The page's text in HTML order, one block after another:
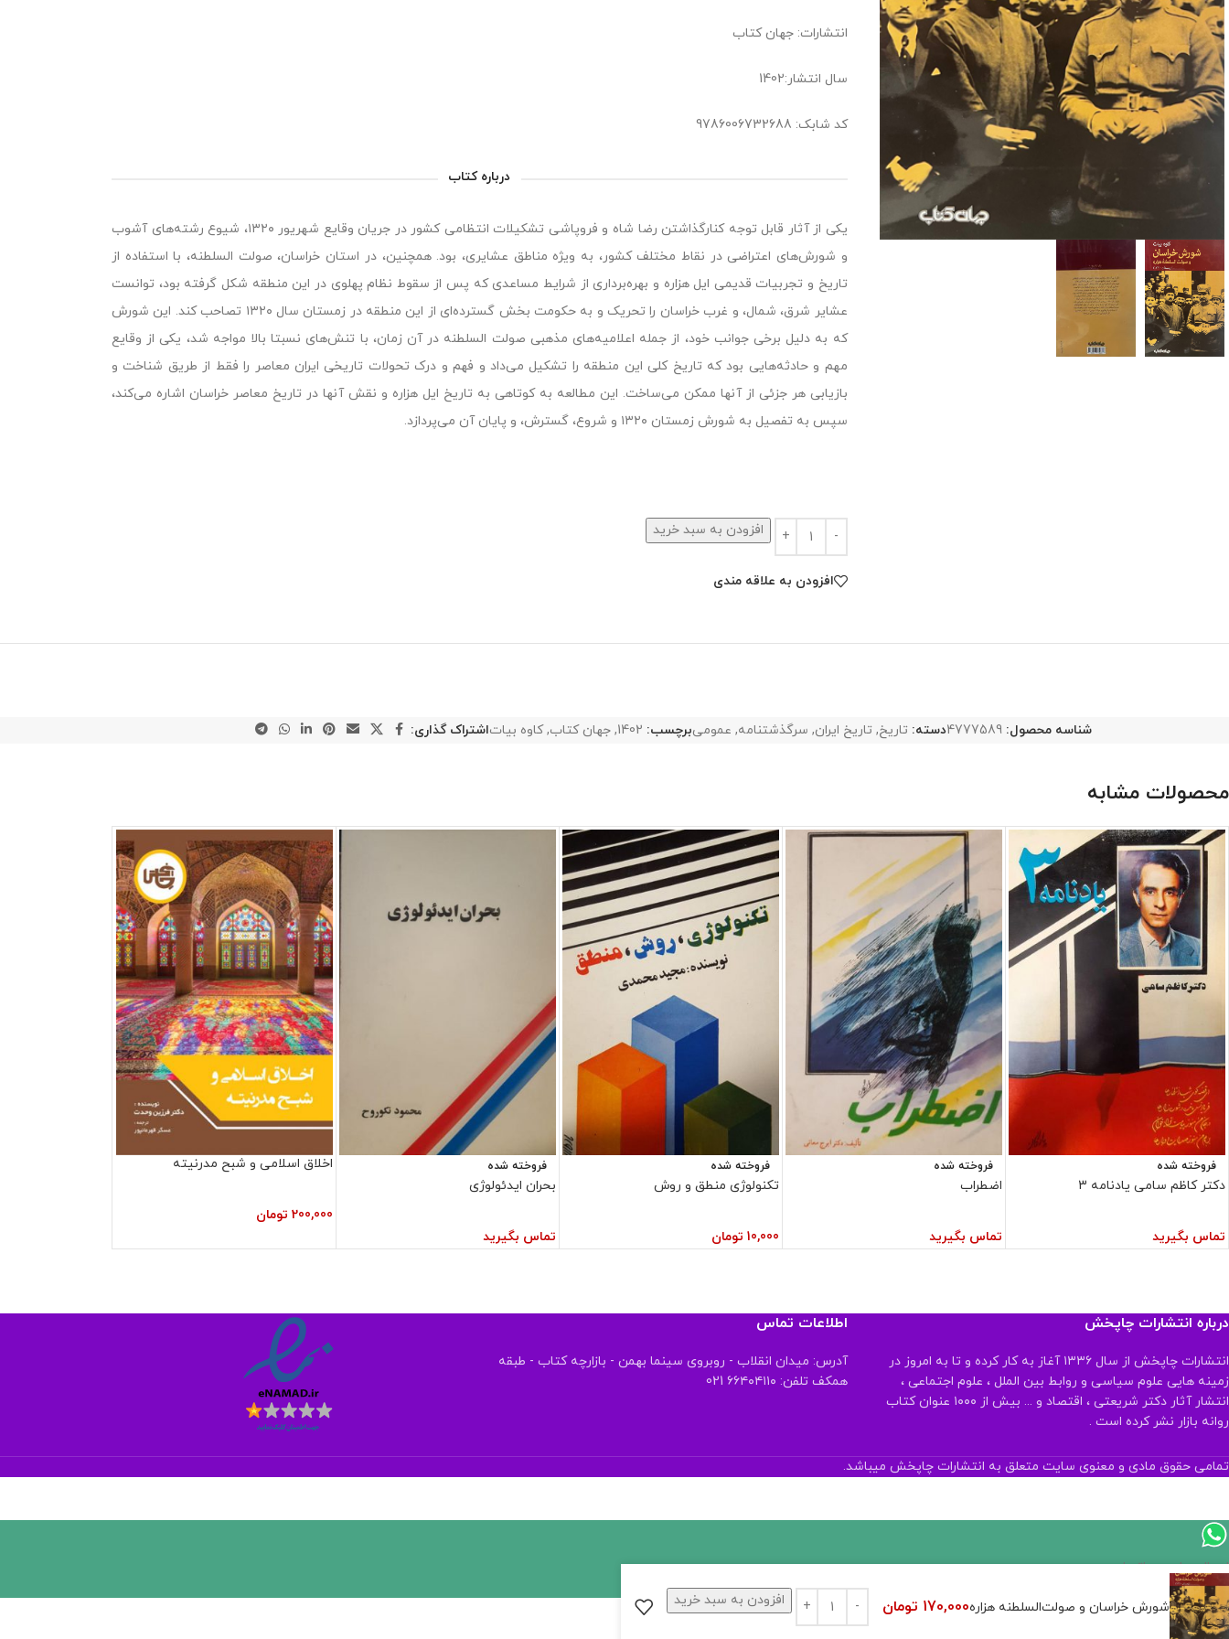
انتشارات: جهان کتاب
سال انتشار:1402
کد شابک: 9786006732688
درباره کتاب
یکی از آثار قابل توجه کنارگذاشتن رضا شاه و فروپاشی تشکیلات انتظامی کشور در جریان وقایع شهریور ۱۳۲۰، شیوع رشته‌های آشوب
و شورش‌های اعتراضی در نقاط مختلف کشور، به ویژه مناطق عشایری، بود. همچنین، در استان خراسان، صولت السلطنه، با استفاده از
تاریخ و تجربیات قدیمی ایل هزاره و بهره‌برداری از شرایط مساعدی که پس از سقوط نظام پهلوی در این منطقه شکل گرفته بود، توانست
عشایر شرق، شمال، و غرب خراسان را تحریک و به حکومت بخش گسترده‌ای از این منطقه در زمستان سال ۱۳۲۰ تصاحب کند. این شورش
که به دلیل برخی جوانب خود، از جمله اعلامیه‌های مذهبی صولت السلطنه در آن زمان، با تنش‌های نسبتا بالا مواجه شد، یکی از وقایع
مهم و حادثه‌هایی بود که تاریخ کلی این منطقه را تشکیل می‌داد و فهم و درک تحولات تاریخی ایران معاصر را فقط از طریق شناخت و
بازیابی هر جزئی از آنها ممکن می‌ساخت. این مطالعه به کوتاهی به تاریخ ایل هزاره و نقش آنها در تاریخ معاصر خراسان اشاره می‌کند،
سپس به تفصیل به شورش زمستان ۱۳۲۰ و شروع، گسترش، و پایان آن می‌پردازد.
افزودن به سبد خرید
افزودن به علاقه مندی
شناسه محصول:4777589دسته: تاریخ, تاریخ ایران, سرگذشتنامه, عمومیبرچسب: 1402
, جهان کتاب, کاوه بیاتاشتراک گذاری:
محصولات مشابه
فروخته شده
دکتر کاظم سامی یادنامه 3
تماس بگیرید
فروخته شده
اضطراب
تماس بگیرید
فروخته شده
تکنولوژی منطق و روش
10,000 تومان
فروخته شده
بحران ایدئولوژی
تماس بگیرید
اخلاق اسلامی و شبح مدرنیته
200,000 تومان
درباره انتشارات چاپخش
انتشارات چاپخش از سال ۱۳۳۶ آغاز به کار کرده و تا به امروز در
زمینه هایی علوم سیاسی و روابط بین الملل ، علوم اجتماعی ،
انتشار آثار دکتر شریعتی ، اقتصاد و ... بیش از ۱۰۰۰ عنوان کتاب
روانه بازار نشر کرده است .
اطلاعات تماس
آدرس: میدان انقلاب - روبروی سینما بهمن - بازارچه کتاب - طبقه
همکف تلفن: ۶۶۴۰۴۱۱۰ 021
تمامی حقوق مادی و معنوی سایت متعلق به انتشارات چاپخش میباشد.
شورش خراسان و صولت‌‌السلطنه هزاره170,000 تومان افزودن به سبد خرید
اگر
موجود
نیست,
شاید